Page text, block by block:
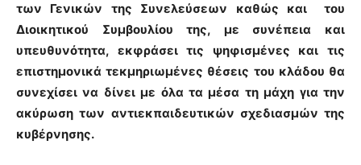
των Γενικών της Συνελεύσεων καθώς και του
Διοικητικού Συμβουλίου της, με συνέπεια και
υπευθυνότητα, εκφράσει τις ψηφισμένες και τις
επιστημονικά τεκμηριωμένες θέσεις του κλάδου θα
συνεχίσει να δίνει με όλα τα μέσα τη μάχη για την
ακύρωση των αντιεκπαιδευτικών σχεδιασμών της
κυβέρνησης.